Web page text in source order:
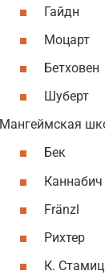
Гайдн
Моцарт
Бетховен
Шуберт
Мангеймская
Бек
Каннабич
Fränzl
Рихтер
К. Стамиц